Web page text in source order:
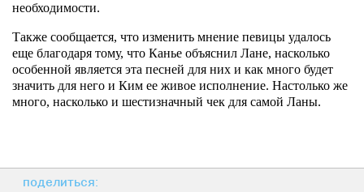
необходимости.
Также сообщается, что изменить мнение певицы удалось
еще благодаря тому, что Канье объяснил Лане, насколько
особенной является эта песней для них и как много будет
значить для него и Ким ее живое исполнение. Настолько же
много, насколько и шестизначный чек для самой Ланы.
поделиться: